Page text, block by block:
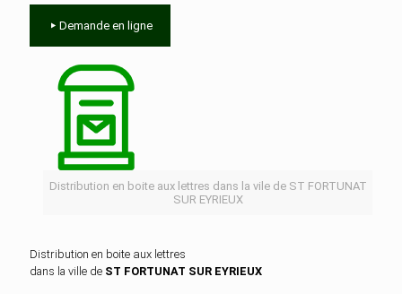
Demande en ligne
Distribution en boite aux lettres dans la vile de ST FORTUNAT
SUR EYRIEUX
Distribution en boite aux lettres
dans la ville de ST FORTUNAT SUR EYRIEUX